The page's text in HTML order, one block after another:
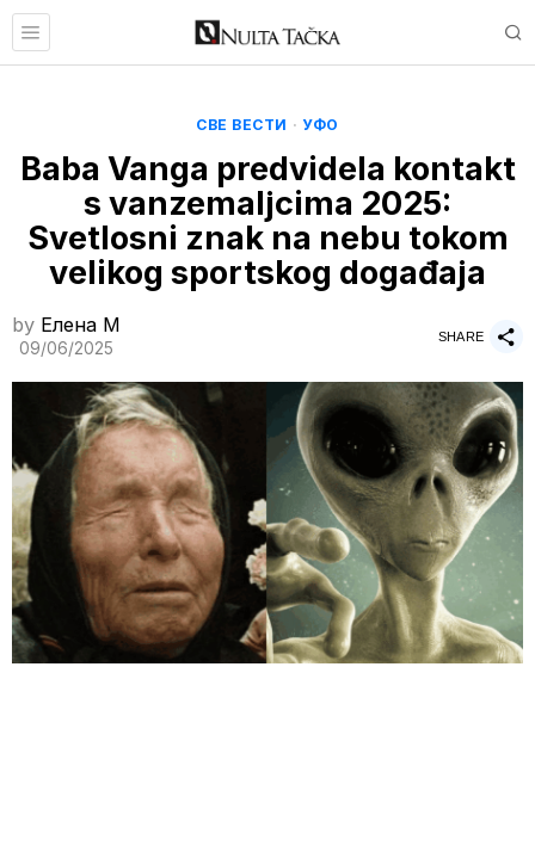
СВЕ ВЕСТИ · УФО
Baba Vanga predvidela kontakt
s vanzemaljcima 2025:
Svetlosni znak na nebu tokom
velikog sportskog događaja
by Елена M
09/06/2025
SHARE